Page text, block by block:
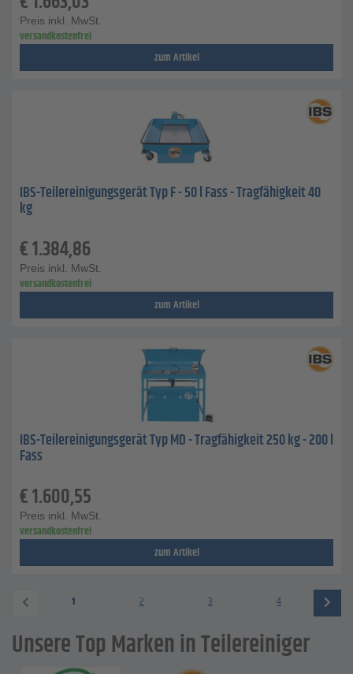
Preis inkl. MwSt.
versandkostenfrei
zum Artikel
IBS-Teilereinigungsgerät Typ F - 50 l Fass - Tragfähigkeit 40
kg
€1.384,86
Preis inkl. MwSt.
versandkostenfrei
zum Artikel
IBS-Teilereinigungsgerät Typ MD - Tragfähigkeit 250 kg - 200 l
Fass
€1.600,55
Preis inkl. MwSt.
versandkostenfrei
zum Artikel
1 2 3 4
Unsere Top Marken in Teilereiniger